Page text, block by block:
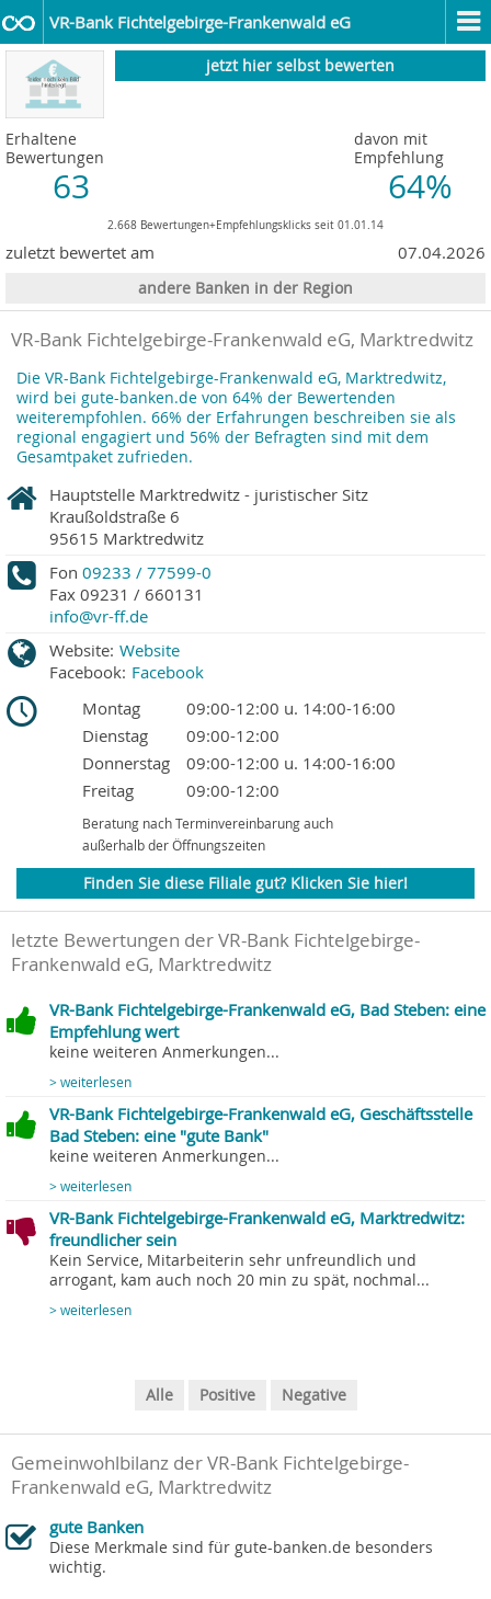
VR-Bank Fichtelgebirge-Frankenwald eG
jetzt hier selbst bewerten
Erhaltene
Bewertungen
63
davon mit
Empfehlung
64%
2.668 Bewertungen+Empfehlungsklicks seit 01.01.14
zuletzt bewertet am 07.04.2026
andere Banken in der Region
VR-Bank Fichtelgebirge-Frankenwald eG, Marktredwitz
Die VR-Bank Fichtelgebirge-Frankenwald eG, Marktredwitz,
wird bei gute-banken.de von 64% der Bewertenden
weiterempfohlen. 66% der Erfahrungen beschreiben sie als
regional engagiert und 56% der Befragten sind mit dem
Gesamtpaket zufrieden.
Hauptstelle Marktredwitz - juristischer Sitz
Kraußoldstraße 6
95615 Marktredwitz
Fon 09233 / 77599-0
Fax 09231 / 660131
info@vr-ff.de
Website: Website
Facebook: Facebook
Montag
09:00-12:00 u. 14:00-16:00
Dienstag
09:00-12:00
Donnerstag
09:00-12:00 u. 14:00-16:00
Freitag
09:00-12:00
Beratung nach Terminvereinbarung auch
außerhalb der Öffnungszeiten
Finden Sie diese Filiale gut? Klicken Sie hier!
letzte Bewertungen der VR-Bank Fichtelgebirge-
Frankenwald eG, Marktredwitz
VR-Bank Fichtelgebirge-Frankenwald eG, Bad Steben: eine
Empfehlung wert
keine weiteren Anmerkungen...
> weiterlesen
VR-Bank Fichtelgebirge-Frankenwald eG, Geschäftsstelle
Bad Steben: eine "gute Bank"
keine weiteren Anmerkungen...
> weiterlesen
VR-Bank Fichtelgebirge-Frankenwald eG, Marktredwitz:
freundlicher sein
Kein Service, Mitarbeiterin sehr unfreundlich und
arrogant, kam auch noch 20 min zu spät, nochmal...
> weiterlesen
Alle Positive Negative
Gemeinwohlbilanz der VR-Bank Fichtelgebirge-
Frankenwald eG, Marktredwitz
gute Banken
Diese Merkmale sind für gute-banken.de besonders
wichtig.